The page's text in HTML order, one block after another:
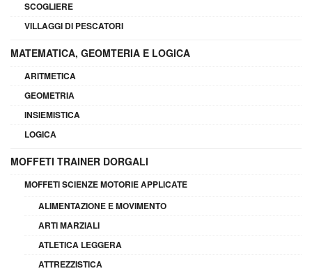
SCOGLIERE
VILLAGGI DI PESCATORI
MATEMATICA, GEOMTERIA E LOGICA
ARITMETICA
GEOMETRIA
INSIEMISTICA
LOGICA
MOFFETI TRAINER DORGALI
MOFFETI SCIENZE MOTORIE APPLICATE
ALIMENTAZIONE E MOVIMENTO
ARTI MARZIALI
ATLETICA LEGGERA
ATTREZZISTICA